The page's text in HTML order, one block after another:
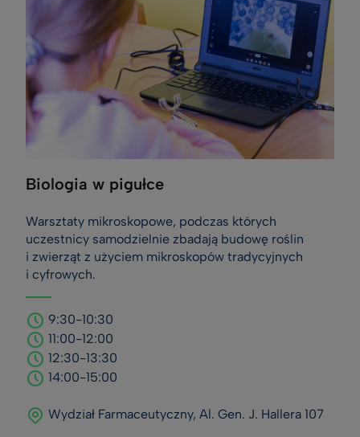
Biologia w pigułce
Warsztaty mikroskopowe, podczas których
uczestnicy samodzielnie zbadają budowę roślin
i zwierząt z użyciem mikroskopów tradycyjnych
i cyfrowych.
9:30-10:30
11:00-12:00
12:30-13:30
14:00-15:00
Wydział Farmaceutyczny, Al. Gen. J. Hallera 107